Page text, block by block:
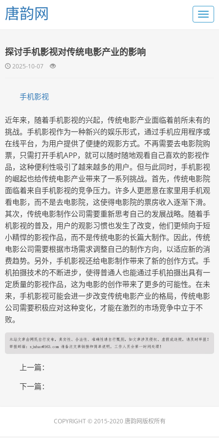
唐韵网
探讨手机影视对传统电影产业的影响
2025-10-07
手机影视
近年来，随着手机影视的兴起，传统电影产业面临着前所未有的
挑战。手机影视作为一种新兴的娱乐形式，通过手机应用程序或
在线平台，为用户提供了便捷的观影方式。不再需要去电影院购
票，只需打开手机APP，就可以随时随地观看自己喜欢的影视作
品，这种便利性吸引了越来越多的用户。但与此同时，手机影视
的崛起也给传统电影产业带来了一系列挑战。首先，传统电影院
面临着来自手机影视的竞争压力。许多人更愿意在家里用手机观
看电影，而不是去电影院，这使得电影院的票房收入逐渐下滑。
其次，传统电影制作公司需要重新思考自己的发展战略。随着手
机影视的普及，用户的观影习惯也发生了改变，他们更倾向于短
小精悍的影视作品，而不是传统电影的长篇大制作。因此，传统
电影公司需要根据市场需求调整自己的制作方向，以适应新的消
费趋势。另外，手机影视还给电影制作带来了新的创作方式。手
机拍摄技术的不断进步，使得普通人也能通过手机拍摄出具有一
定质量的影视作品，这为电影的创作带来了更多的可能性。在未
来，手机影视可能会进一步改变传统电影产业的格局，传统电影
公司需要积极应对这种变化，才能在激烈的市场竞争中立于不
败。
上一篇：
下一篇：
COPYRIGHT © 2015-2020 唐韵网版权所有